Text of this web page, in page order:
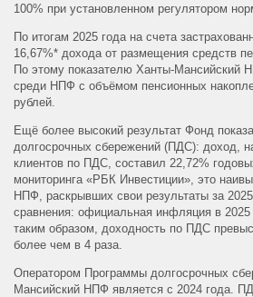
100% при установленном регулятором
По итогам 2025 года на счета
16,67%* дохода от размещения средств
По этому показателю Ханты-Мансийский
среди НПФ с объёмом пенсионных
рублей.
Ещё более высокий результат Фонд
долгосрочных сбережений (ПДС): доход,
клиентов по ПДС, составил 22,72%
мониторинга «РБК Инвестиции», это
НПФ, раскрывших свои результаты за
сравнения: официальная инфляция в 2025
таким образом, доходность по ПДС
более чем в 4 раза.
Оператором Программы долгосрочных
Мансийский НПФ является с 2024 года.